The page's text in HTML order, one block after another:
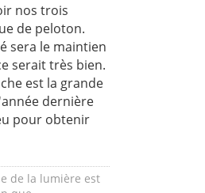
nos trois
de peloton.
sera le maintien
serait très bien.
est la grande
dernière
pour obtenir
de la lumière est